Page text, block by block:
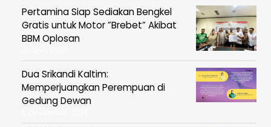
Pertamina Siap Sediakan Bengkel
Gratis untuk Motor ”Brebet” Akibat
BBM Oplosan
Dua Srikandi Kaltim:
Memperjuangkan Perempuan di
Gedung Dewan